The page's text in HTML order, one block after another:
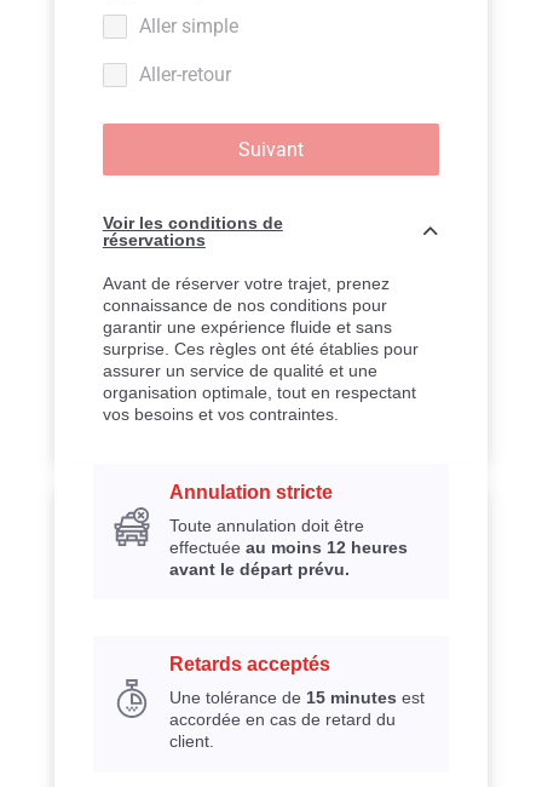
Aller simple
Aller-retour
Suivant
Voir les conditions de
réservations
Avant de réserver votre trajet, prenez
connaissance de nos conditions pour
garantir une expérience fluide et sans
surprise. Ces règles ont été établies pour
assurer un service de qualité et une
organisation optimale, tout en respectant
vos besoins et vos contraintes.
Annulation stricte
Toute annulation doit être
effectuée au moins 12 heures
avant le départ prévu.
Retards acceptés
Une tolérance de 15 minutes est
accordée en cas de retard du
client.